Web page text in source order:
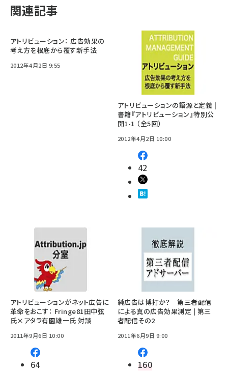
関連記事
アトリビューション： 広告効果の
考え方を根底から覆す新手法
2012年4月2日 9:55
アトリビューションの語源と定義 |
書籍『アトリビューション』特別公
開1-1 （全5回）
2012年4月2日 10:00
42
アトリビューションがネット広告に
革命をおこす： Fringe81田中弦
氏×アタラ有園雄一氏 対談
2011年9月6日 10:00
64
純広告は博打か？ 第三者配信
による真の広告効果測定 | 第三
者配信その2
2011年6月9日 9:00
160